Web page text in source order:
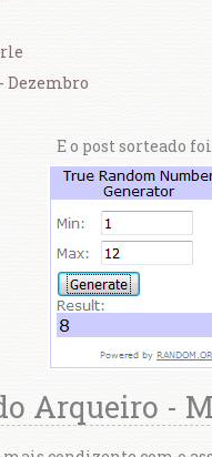
Dezembro
E o post sorteado
Arqueiro -